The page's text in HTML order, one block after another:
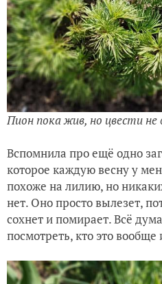
Пион пока жив, но цвести
Вспомнила про ещё одно
которое каждую весну у
похоже на лилию, но
нет. Оно просто вылезет,
сохнет и помирает. Всё
посмотреть, кто это вообще